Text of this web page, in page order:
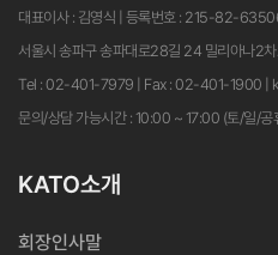
대표이사 : 김영식 | 등록번호 : 215-82-
서울시 송파구 송파대로28길 24 밀리아나2
Tel : 02-401-7979 | Fax : 02-401-1900 |
문의/상담 가능시간 : 10:00 ~ 17:00 (토/일/공
KATO소개
회장인사말